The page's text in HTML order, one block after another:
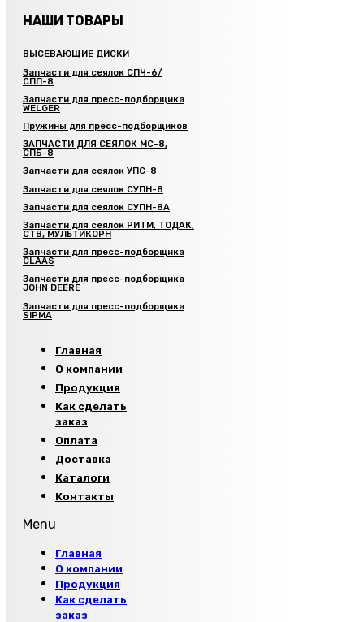
НАШИ ТОВАРЫ
ВЫСЕВАЮЩИЕ ДИСКИ
Запчасти для сеялок СПЧ-6/
СПП-8
Запчасти для пресс-подборщика
WELGER
Пружины для пресс-подборщиков
ЗАПЧАСТИ ДЛЯ СЕЯЛОК МС-8,
СПБ-8
Запчасти для сеялок УПС-8
Запчасти для сеялок СУПН-8
Запчасти для сеялок СУПН-8А
Запчасти для сеялок РИТМ, ТОДАК,
СТВ, МУЛЬТИКОРН
Запчасти для пресс-подборщика
CLAAS
Запчасти для пресс-подборщика
JOHN DEERE
Запчасти для пресс-подборщика
SIPMA
Главная
О компании
Продукция
Как сделать
заказ
Оплата
Доставка
Каталоги
Контакты
Menu
Главная
О компании
Продукция
Как сделать
заказ